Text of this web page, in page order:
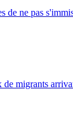
ne pas
de migrants